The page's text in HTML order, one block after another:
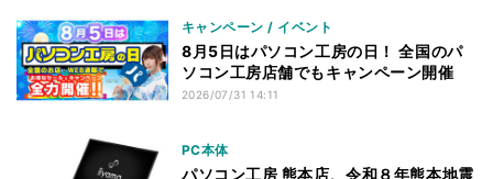
キャンペーン / イベント
8月5日はパソコン工房の日！ 全国のパ
ソコン工房店舗でもキャンペーン開催
2026/07/31 14:11
PC本体
パソコン工房 熊本店、令和８年熊本地震